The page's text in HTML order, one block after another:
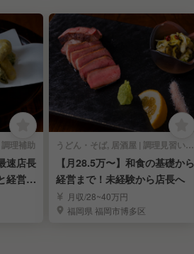
理補助
速店長
経営ス
うどん・そば, 居酒屋 | 調理見習い・調理補助
【月28.5万〜】和食の基礎から
経営まで！未経験から店長へ
月収/28~40万円
福岡県 福岡市博多区